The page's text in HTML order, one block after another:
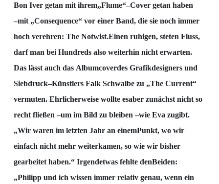
Bon Iver getan mit ihrem„Flume“–Cover getan haben
–mit „Consequence“ vor einer Band, die sie noch immer
hoch verehren: The Notwist.Einen ruhigen, steten Fluss,
darf man bei Hundreds also weiterhin nicht erwarten.
Das lässt auch das Albumcoverdes Grafikdesigners und
Siebdruck–Künstlers Falk Schwalbe zu „The Current“
vermuten. Ehrlicherweise wollte esaber zunächst nicht so
recht fließen–um im Bild zu bleiben–wie Eva zugibt.
„Wir waren im letzten Jahr an einemPunkt, wo wir
einfach nicht mehr weiterkamen, so wie wir bisher
gearbeitet haben.“ Irgendetwas fehlte denBeiden:
„Philipp und ich wissen immer relativ genau, wenn ein